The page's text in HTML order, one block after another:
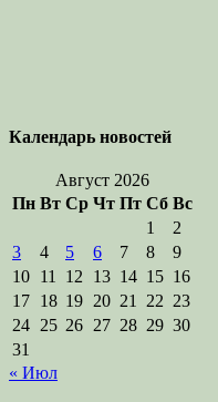
Календарь новостей
Август 2026
Пн Вт Ср Чт Пт Сб Вс
1
2
3
4 5 6 7 8
9
10 11 12 13 14 15 16
17 18 19 20 21 22 23
24 25 26 27 28 29 30
31
« Июл